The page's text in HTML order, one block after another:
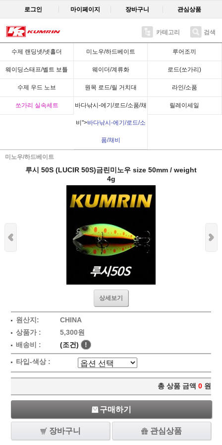
로그인 마이페이지 장바구니 관심상품
카테고리 검색
수제 랜딩넷/넷홀더 미노우/하드베이트 루어조끼
웨이딩스태프/벨트 보틀 웨이더/계류화 로드(쏘가리)
수제 우드 노브 원목 로드/릴 거치대 라인/소품
쏘가리 실속세트 바다낚시-에기/로드/소품/채
비">바다낚시-에기/로드/소
품/채비
릴레이세일
미노우/하드베이트
Recent
루시 50S (LUCIR 50S)금린미노우 size 50mm / weight
4g
상세보기
원산지:
CHINA
상품가 :
5,300원
배송비 :
(조건) !
타입-색상 :
총 상품 금액 0 원
구매하기
장바구니 관심상품